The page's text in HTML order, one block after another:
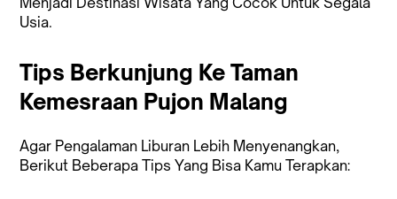
Usia.
Tips Berkunjung Ke Taman
Kemesraan Pujon Malang
Agar Pengalaman Liburan Lebih Menyenangkan,
Berikut Beberapa Tips Yang Bisa Kamu Terapkan: